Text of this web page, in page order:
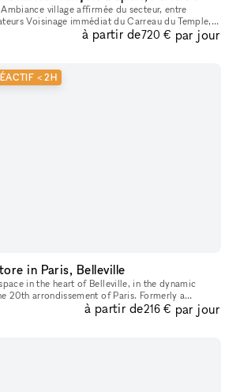
village affirmée du secteur, entre
Voisinage immédiat du Carreau du Temple,
Concentration de galer
à partir de720 € par jour
< 2H
in Paris, Belleville
in the heart of Belleville, in the dynamic
20th arrondissement of Paris. Formerly a
this space has recently been renovated
à partir de216 € par jour